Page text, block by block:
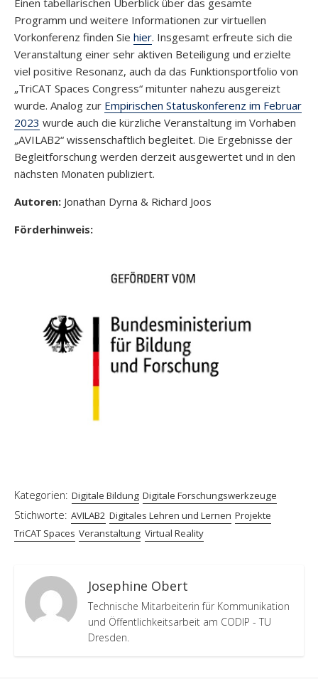
Einen tabellarischen Überblick über das gesamte
Programm und weitere Informationen zur virtuellen
Vorkonferenz finden Sie hier. Insgesamt erfreute sich die
Veranstaltung einer sehr aktiven Beteiligung und erzielte
viel positive Resonanz, auch da das Funktionsportfolio von
„TriCAT Spaces Congress“ mitunter nahezu ausgereizt
wurde. Analog zur Empirischen Statuskonferenz im Februar
2023 wurde auch die kürzliche Veranstaltung im Vorhaben
„AVILAB2“ wissenschaftlich begleitet. Die Ergebnisse der
Begleitforschung werden derzeit ausgewertet und in den
nächsten Monaten publiziert.
Autoren: Jonathan Dyrna & Richard Joos
Förderhinweis:
Kategorien: Digitale Bildung Digitale Forschungswerkzeuge
Stichworte: AVILAB2 Digitales Lehren und Lernen Projekte
TriCAT Spaces Veranstaltung Virtual Reality
Josephine Obert
Technische Mitarbeiterin für Kommunikation
und Öffentlichkeitsarbeit am CODIP - TU
Dresden.